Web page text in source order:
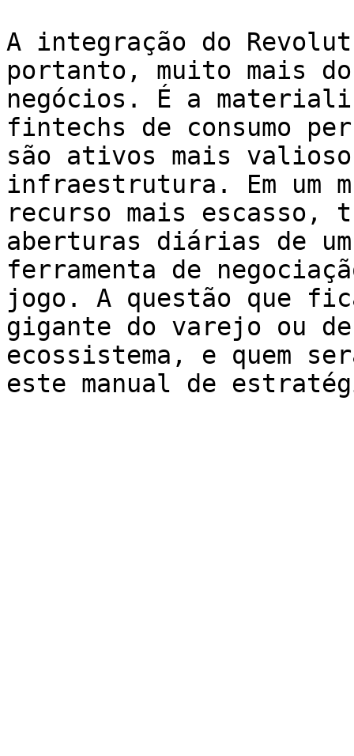
A integração do
portanto, muito mais
negócios. É a
fintechs de consumo
são ativos mais
infraestrutura. Em um
recurso mais escasso,
aberturas diárias de
ferramenta de
jogo. A questão que
gigante do varejo ou
ecossistema, e quem
este manual de